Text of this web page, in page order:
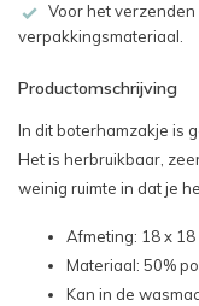
Voor het
verpakkingsmateriaal.
Productomschrijving
In dit boterhamzakje is
Het is herbruikbaar,
weinig ruimte in dat je
Afmeting: 18 x 18
Materiaal: 50%
Kan in de